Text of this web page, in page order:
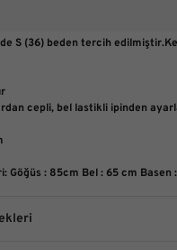
S (36) beden tercih
cepli, bel lastikli ipinden
:Göğüs : 85cm Bel : 65 cm Basen